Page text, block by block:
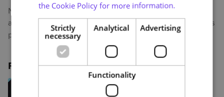
No webinar da Metared a NAU estará presente para
apresentar as ferramentas, métodos de avaliação e boas
práticas para o ensino a distância
Related posts
A NAU marcou presença no
Congresso Nacional BAD 2026
the Cookie Policy for more information.
Strictly
necessary
Analytical Advertising
Functionality